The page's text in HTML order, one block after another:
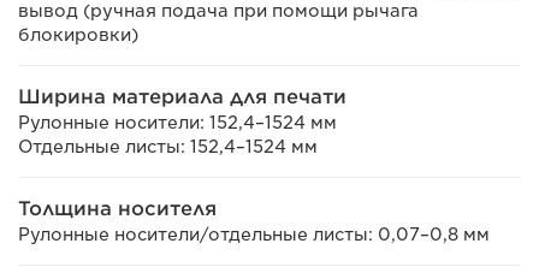
вывод (ручная подача при помощи рычага
блокировки)
Ширина материала для печати
Рулонные носители: 152,4–1524 мм
Отдельные листы: 152,4–1524 мм
Толщина носителя
Рулонные носители/отдельные листы: 0,07–0,8 мм